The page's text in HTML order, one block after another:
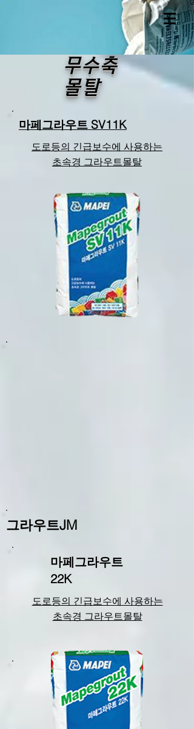
​무수축
몰탈
마페그라우트 SV11K
도로등의 긴급보수에 사용하는
초속경 그라우트몰탈
그라우트JM
마페그라우트
22K
도로등의 긴급보수에 사용하는
초속경 그라우트몰탈